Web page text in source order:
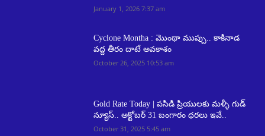
January 1, 2026 7:37 am
Cyclone Montha : మొంథా ముప్పు.. కాకినాడ
వ‌ద్ద తీరం దాటే అవ‌కాశం
October 26, 2025 10:53 am
Gold Rate Today | పసిడి ప్రియులకు మళ్ళీ గుడ్
న్యూస్.. అక్టోబర్ 31 బంగారం ధరలు ఇవే..
October 31, 2025 5:45 am